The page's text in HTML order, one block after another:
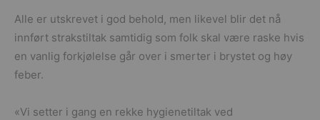
Alle er utskrevet i god behold, men likevel blir det nå
innført strakstiltak samtidig som folk skal være raske hvis
en vanlig forkjølelse går over i smerter i brystet og høy
feber.
«Vi setter i gang en rekke hygienetiltak ved